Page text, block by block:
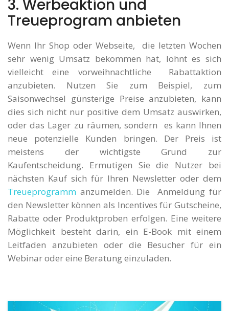
3. Werbeaktion und
Treueprogram anbieten
Wenn Ihr Shop oder Webseite, die letzten Wochen
sehr wenig Umsatz bekommen hat, lohnt es sich
vielleicht eine vorweihnachtliche Rabattaktion
anzubieten. Nutzen Sie zum Beispiel, zum
Saisonwechsel günsterige Preise anzubieten, kann
dies sich nicht nur positive dem Umsatz auswirken,
oder das Lager zu räumen, sondern es kann Ihnen
neue potenzielle Kunden bringen. Der Preis ist
meistens der wichtigste Grund zur
Kaufentscheidung. Ermutigen Sie die Nutzer bei
nächsten Kauf sich für Ihren Newsletter oder dem
Treueprogramm anzumelden. Die Anmeldung für
den Newsletter können als Incentives für Gutscheine,
Rabatte oder Produktproben erfolgen. Eine weitere
Möglichkeit besteht darin, ein E-Book mit einem
Leitfaden anzubieten oder die Besucher für ein
Webinar oder eine Beratung einzuladen.